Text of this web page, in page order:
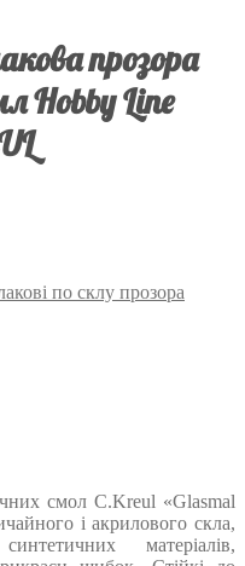
прозора
Hobby Line
по склу прозора
смол C.Kreul «Glasmal
і акрилового скла,
матеріалів,